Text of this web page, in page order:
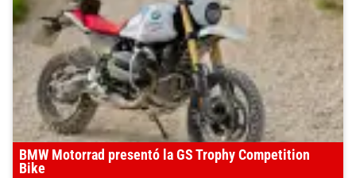
BMW Motorrad presentó la GS Trophy Competition
Bike